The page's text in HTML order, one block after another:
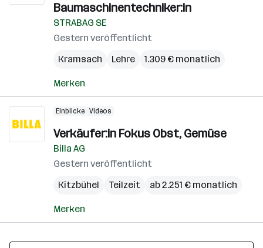
Baumaschinentechniker:in
STRABAG SE
Gestern veröffentlicht
Kramsach
Lehre 1.309 € monatlich
Merken
Einblicke Videos
Verkäufer:in Fokus Obst, Gemüse
Billa AG
Gestern veröffentlicht
Kitzbühel
Teilzeit ab 2.251 € monatlich
Merken